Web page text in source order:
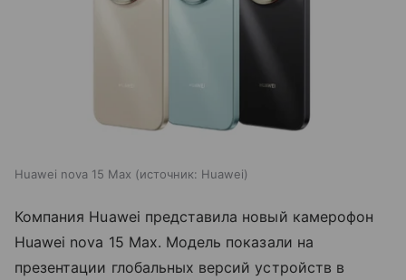
Huawei nova 15 Max источник: Huawei
Компания Huawei представила новый камерофон
Huawei nova 15 Max. Модель показали на
презентации глобальных версий устройств в